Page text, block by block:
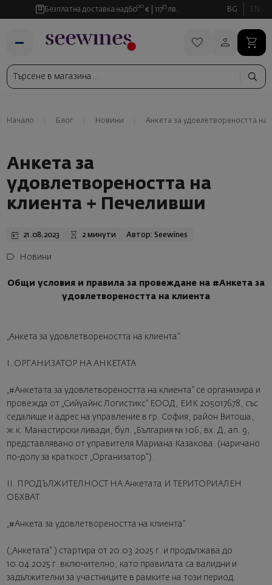
Безплатна доставка над6000 € 11735 лв. BG EN
Начало Блог Новини Анкета за удовлетвореността
Анкета за
удовлетвореността на
клиента + Печеливши
21.08.2023 2 минути Автор: Seewines
Новини
Общи условия и правила за провеждане на #Анкета за
удовлетвореността на клиента
„Анкета за удовлетвореността на клиента”
I. ОРГАНИЗАТОР НА АНКЕТАТА
„#Анкетата за удовлетвореността на клиента” се организира и
провежда от „Сийуайнс Логистикс” ЕООД, ЕИК 205017678, със
седалище и адрес на управление в гр. София, район Витоша,
ж.к. Манастирски ливади, бул. „България № 106, вх. Д, ап. 9,
представлявано от управителя Мариана Казакова. (наричано
по-долу за краткост „Организатор").
II. ПРОДЪЛЖИТЕЛНОСТ НА Анкетата И ТЕРИТОРИАЛЕН
ОБХВАТ
„#Анкета за удовлетвореността на клиента”
(„Анкетата“ ) стартира от 20.03.2025 г. и продължава до
10.04.2025 г. включително, като правилата са валидни и
задължителни за участниците в рамките на този период.